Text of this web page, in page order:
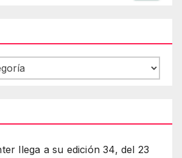
llega a su edición 34, del 23